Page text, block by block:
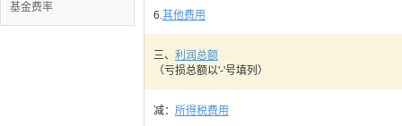
基金费率
6.其他费用
三、 利润总额
（亏损总额以'-'号填列）
减： 所得税费用